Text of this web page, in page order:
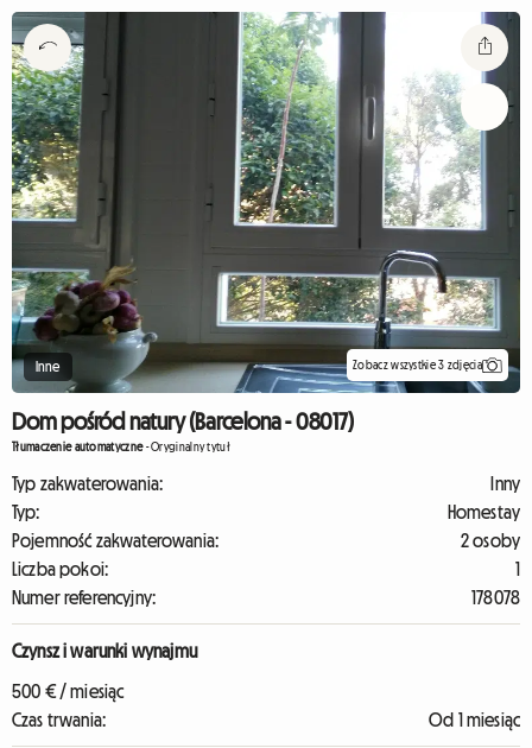
Inne Zobacz wszystkie 3 zdjęcia
Dom pośród natury (Barcelona - 08017)
Tłumaczenie automatyczne-Oryginalny tytuł
Typ zakwaterowania:
Inny
Typ:
Homestay
Pojemność zakwaterowania:
2 osoby
Liczba pokoi:
1
Numer referencyjny:
178078
Czynsz i warunki wynajmu
500 € / miesiąc
Czas trwania:
Od 1 miesiąc